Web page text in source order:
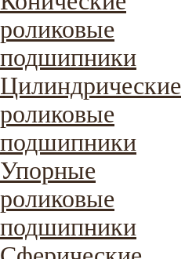
роликовые
подшипники
Цилиндрические
роликовые
подшипники
Упорные
роликовые
подшипники